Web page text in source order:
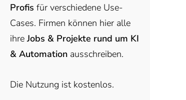
Profis für verschiedene Use-
Cases. Firmen können hier alle
ihreJobs & Projekte rund um KI
& Automation ausschreiben.
Die Nutzung ist kostenlos.